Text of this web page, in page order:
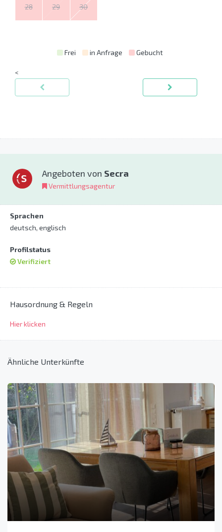
28 29 30
Frei in Anfrage Gebucht
<
Angeboten von Secra
Vermittlungsagentur
Sprachen
deutsch, englisch
Profilstatus
Verifiziert
Hausordnung & Regeln
Hier klicken
Ähnliche Unterkünfte